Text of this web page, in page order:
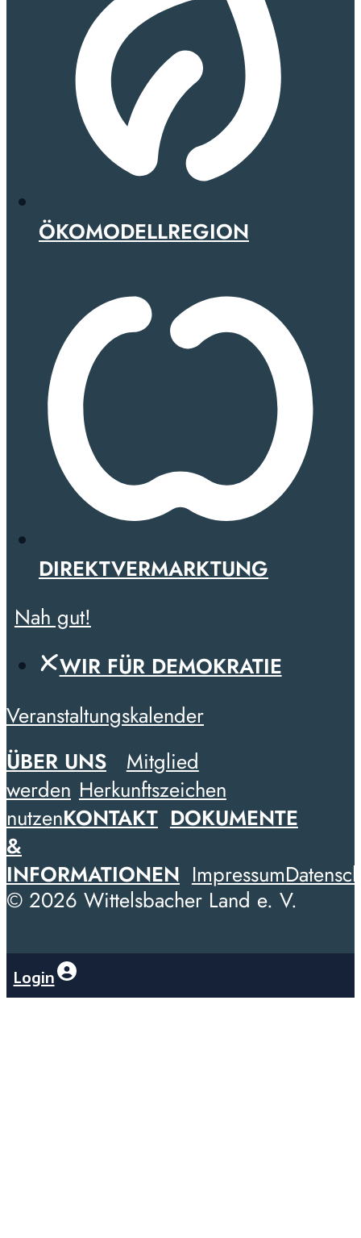
ÖKOMODELLREGION
DIREKTVERMARKTUNG
Nah gut!
WIR FÜR DEMOKRATIE
Veranstaltungskalender
ÜBER UNS
Mitglied
werden Herkunftszeichen
nutzenKONTAKT DOKUMENTE
&
INFORMATIONEN Impressum
© 2026 Wittelsbacher Land e. V.
Login